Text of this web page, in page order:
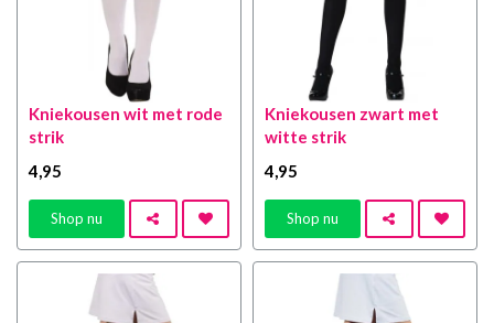
Kniekousen wit met rode
strik
4,95
Shop nu
Kniekousen zwart met
witte strik
4,95
Shop nu